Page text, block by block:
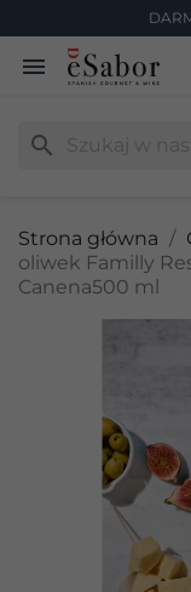

search
Strona główna
oliwek Familly
Canena500 ml